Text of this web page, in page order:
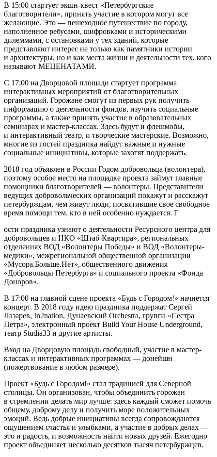
В 15:00 стартует экшн-квест «Петербургские
благотворители», принять участие в котором могут все
желающие. Это — пешеходное путешествие по городу,
наполненное ребусами, шифровками и историческими
дилеммами, с остановками у тех зданий, которые
представляют интерес не только как памятники истории
и архитектуры, но и как места жизни и деятельности тех, кого
называют МЕЦЕНАТАМИ.
С 17:00 на Дворцовой площади стартует программа
интерактивных мероприятий от благотворительных
организаций. Горожане смогут из первых рук получить
информацию о деятельности фондов, изучить социальные
программы, а также принять участие в образовательных
семинарах и мастер-классах. Здесь будут и флешмобы,
и интерактивный театр, и творческие мастерские. Возможно,
многие из гостей праздника найдут важные и нужные
социальные инициативы, которые захотят поддержать.
2018 год объявлен в России Годом добровольца (волонтера),
поэтому особое место на площадке проекта займут главные
помощники благотворителей — волонтеры. Представители
ведущих добровольческих организаций покажут и расскажут
петербуржцам, чем живут люди, посвятившие свое свободное
время помощи тем, кто в ней особенно нуждается. Г
ости праздника узнают о деятельности Ресурсного центра для
добровольцев и НКО «Штаб-Квартира», региональных
отделениях ВОД «Волонтеры Победы» и ВОД «Волонтеры-
медики», межрегиональной общественной организации
«Мусора.Больше.Нет», общественного движения
«Добровольцы Петербурга» и социального проекта «Фонда
Доноров».
В 17:00 на главной сцене проекта «Будь с Городом!» начнется
концерт. В 2018 году идею праздника поддержат Сергей
Лазарев, In2nation, Дунаевский Orchestrа, группа «Сестра
Петра», электронный проект Build Your House Underground,
театр Studia33 и другие артисты.
Вход на Дворцовую площадь свободный, участие в мастер-
классах и интерактивных программах — донейшн
(пожертвование в любом размере).
Проект «Будь с Городом!» стал традицией для Северной
столицы. Он организован, чтобы объединить горожан
в стремлении делать мир лучше: здесь каждый сможет помочь
общему, доброму делу и получить море положительных
эмоций. Ведь добрые инициативы всегда сопровождаются
ощущением счастья и улыбками, а участие в добрых делах —
это и радость, и возможность найти новых друзей. Ежегодно
проект объединяет несколько десятков тысяч петербуржцев.